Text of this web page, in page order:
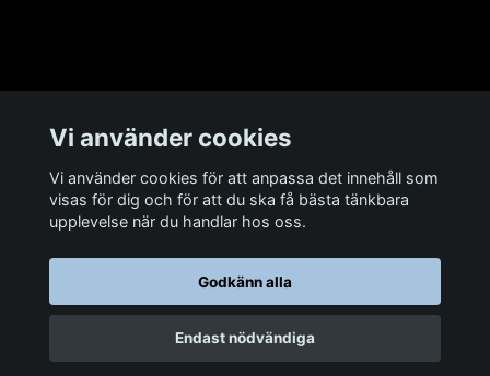
Sociala medier
© 2026 Man Cave Baits
Vi använder cookies
Vi använder cookies för att anpassa det innehåll som
visas för dig och för att du ska få bästa tänkbara
upplevelse när du handlar hos oss.
Godkänn alla
Endast nödvändiga